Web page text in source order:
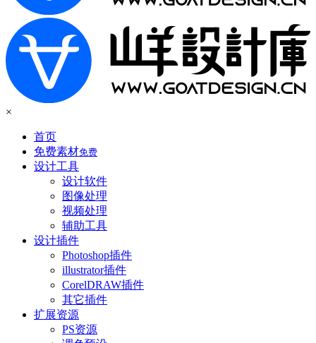
×
首页
免费素材免费
设计工具
设计软件
图像处理
视频处理
辅助工具
设计插件
Photoshop插件
illustrator插件
CorelDRAW插件
其它插件
扩展资源
PS资源